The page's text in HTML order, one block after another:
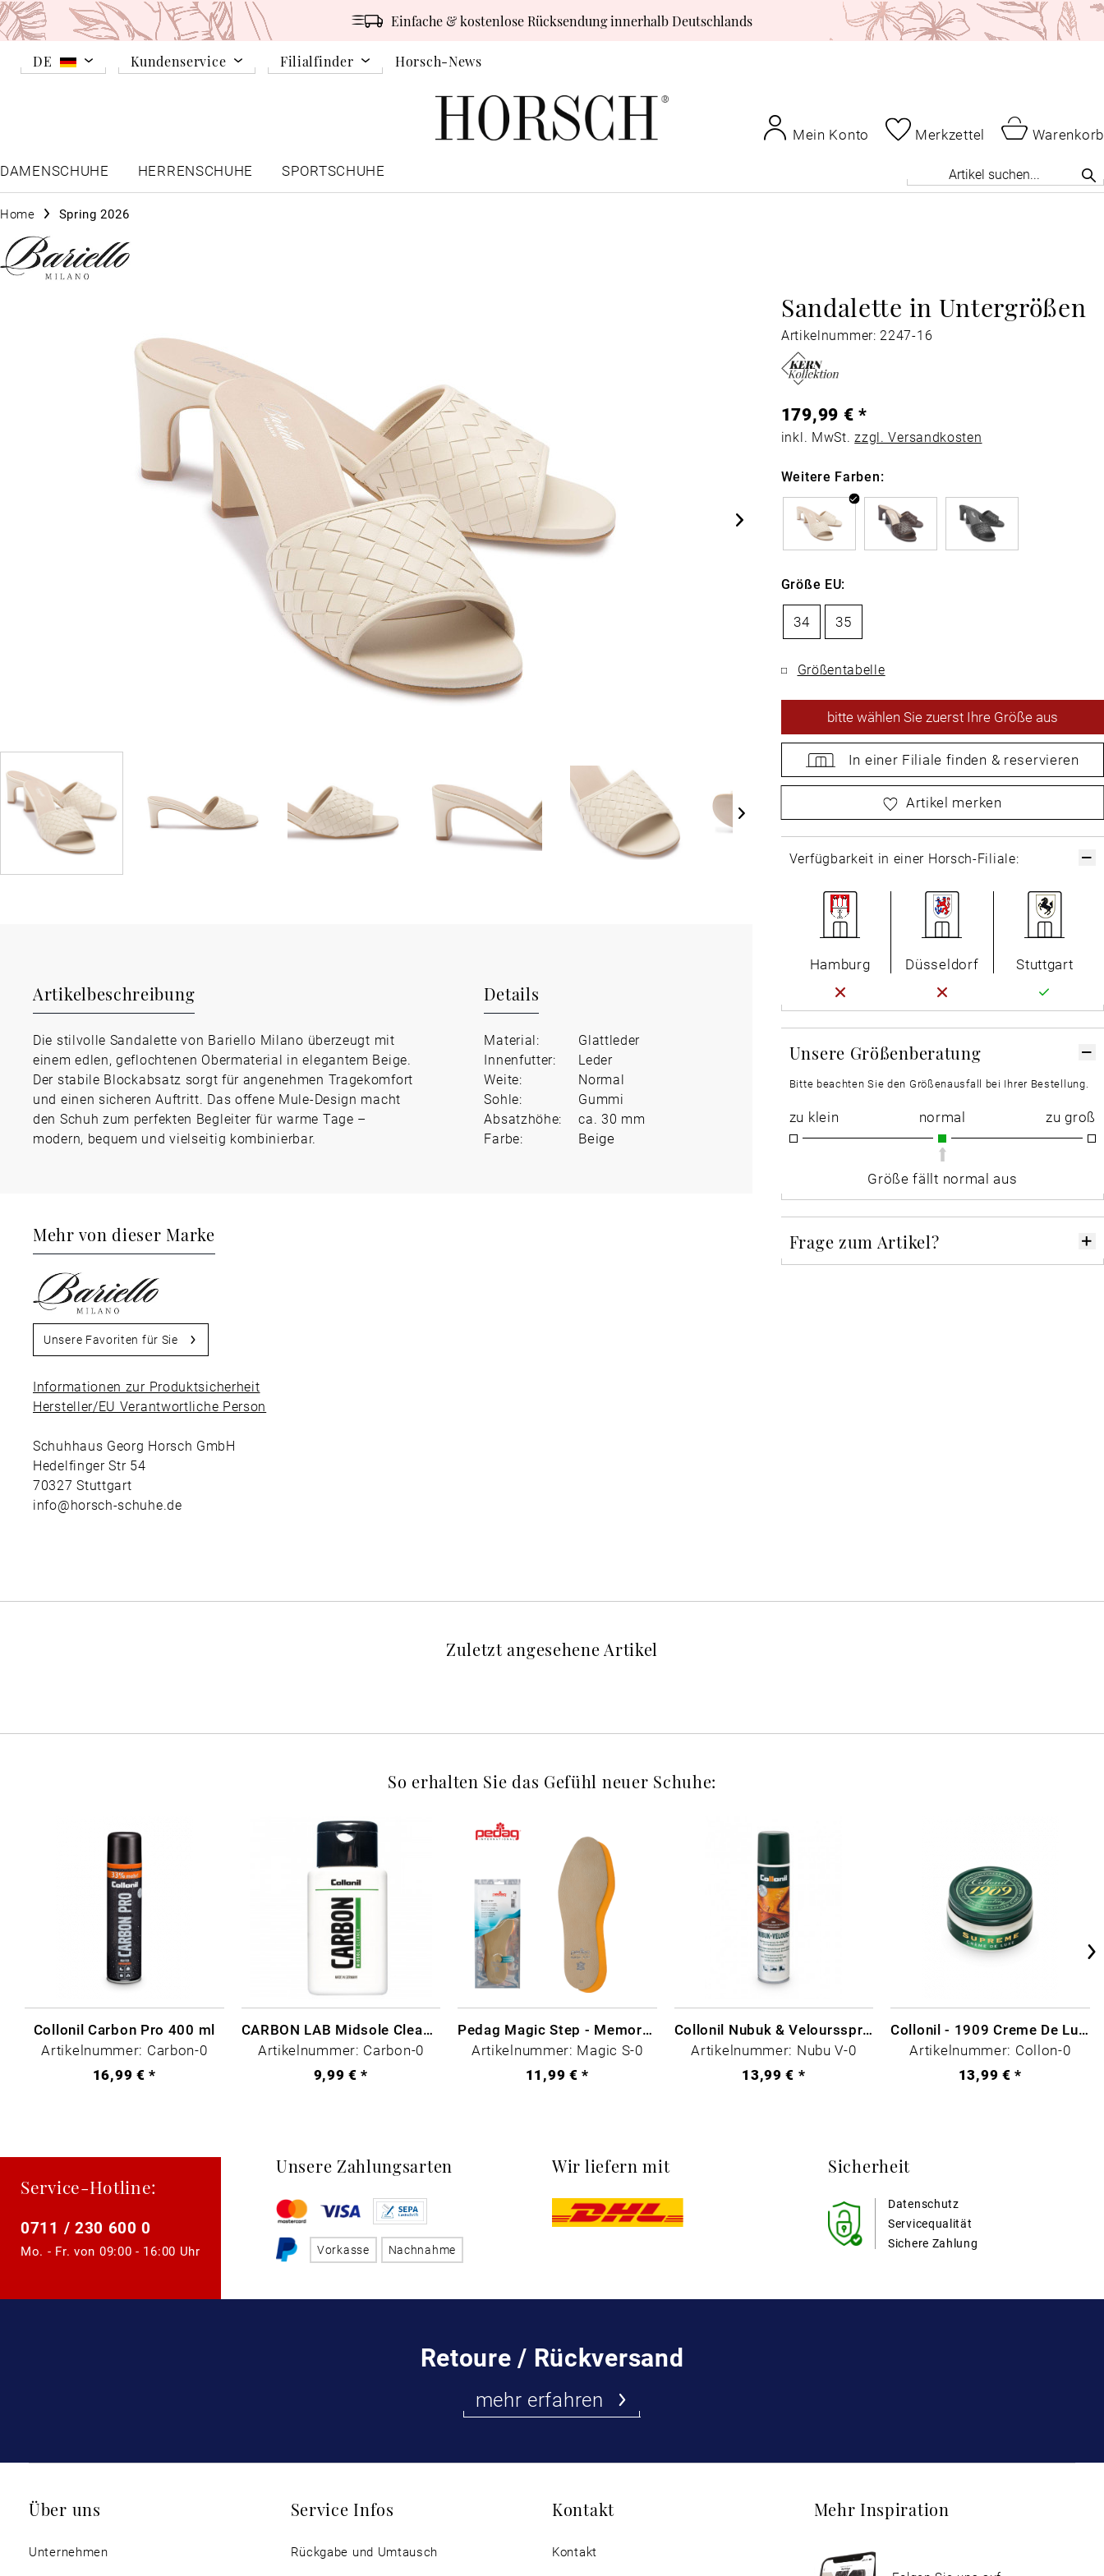
Einfache & kostenlose Rücksendung innerhalb Deutschlands
DE Kundenservice Filialfinder Horsch-News
Mein Konto Merkzettel
Warenkorb
DAMENSCHUHE
HERRENSCHUHE SPORTSCHUHE
Home Spring 2026
Sandalette in Untergrößen
Artikelnummer: 2247-16
Artikelbeschreibung
Die stilvolle Sandalette von Bariello Milano überzeugt mit
einem edlen, geflochtenen Obermaterial in elegantem Beige.
Der stabile Blockabsatz sorgt für angenehmen Tragekomfort
und einen sicheren Auftritt. Das offene Mule-Design macht
den Schuh zum perfekten Begleiter für warme Tage –
modern, bequem und vielseitig kombinierbar.
Details
Material:
Glattleder
Innenfutter:
Leder
Weite:
Normal
Sohle:
Gummi
Absatzhöhe:
ca. 30 mm
Farbe:
Beige
Mehr von dieser Marke
Unsere Favoriten für Sie
Informationen zur Produktsicherheit
Hersteller/EU Verantwortliche Person
Schuhhaus Georg Horsch GmbH
Hedelfinger Str 54
70327 Stuttgart
info@horsch-schuhe.de
179,99 € *
inkl. MwSt.zzgl. Versandkosten
Weitere Farben:
Größe EU:
34 35
Größentabelle
bittewählen Sie zuerst Ihre Größe aus
In einer Filiale finden & reservieren
wählen Sie zuerst Ihre Größe aus
Artikel merken
Verfügbarkeit in einer Horsch-Filiale:
Hamburg Düsseldorf Stuttgart
Unsere Größenberatung
Bitte beachten Sie den Größenausfall bei Ihrer Bestellung.
zu klein normal zu groß
Größe fällt normal aus
Frage zum Artikel?
Zuletzt angesehene Artikel
So erhalten Sie das Gefühl neuer Schuhe:
Collonil Carbon Pro 400 ml
Artikelnummer: Carbon-0
16,99 € *
CARBON LAB Midsole Cleaner
Artikelnummer: Carbon-0
9,99 € *
Pedag Magic Step - Memory Schaum
Artikelnummer: Magic S-0
11,99 € *
Collonil Nubuk & Veloursspray Schwarz
Artikelnummer: Nubu V-0
13,99 € *
Collonil - 1909 Creme De Luxe Farblos
Artikelnummer: Collon-0
13,99 € *
Retoure / Rückversand
mehr erfahren
Service-Hotline:
0711 / 230 600 0
Mo. - Fr. von 09:00 - 16:00 Uhr
Unsere Zahlungsarten
Vorkasse Nachnahme
Wir liefern mit Sicherheit
Datenschutz
Sichere Zahlung
Servicequalität
Über uns
Unternehmen
Service Infos
Rückgabe und Umtausch
Kontakt
Kontakt
Mehr Inspiration